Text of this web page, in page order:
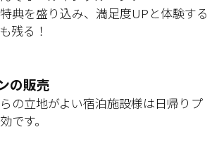
典を盛り込み、満足度UPと体験する
残る！
の販売
の立地がよい宿泊施設様は日帰りプ
です。